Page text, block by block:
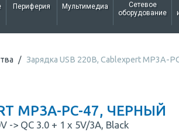
Периферия Мультимедиа
Сетевое
оборудование
Зарядка USB 220В, Cablexpert MP3A-
MP3A-PC-47, ЧЕРНЫЙ
-> QC 3.0 + 1 x 5V/3A, Black